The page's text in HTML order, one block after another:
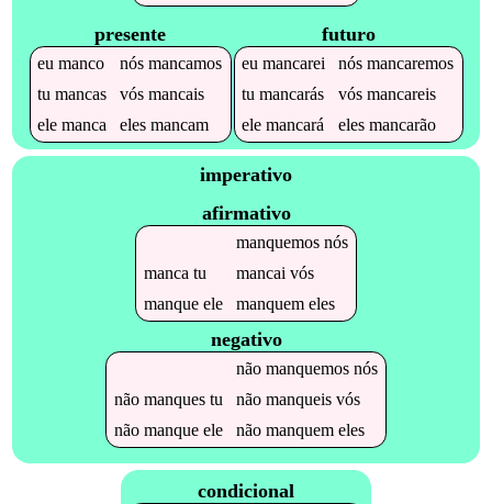
presente
eumanco nósmancamos
tumancas vósmancais
elemanca elesmancam
futuro
eumancarei nósmancaremos
tumancarás vósmancareis
elemancará elesmancarão
imperativo
afirmativo
manquemosnós
manca tu mancai vós
manqueele manquemeles
negativo
não manquemosnós
não manquestu não manqueisvós
não manqueele não manquemeles
condicional